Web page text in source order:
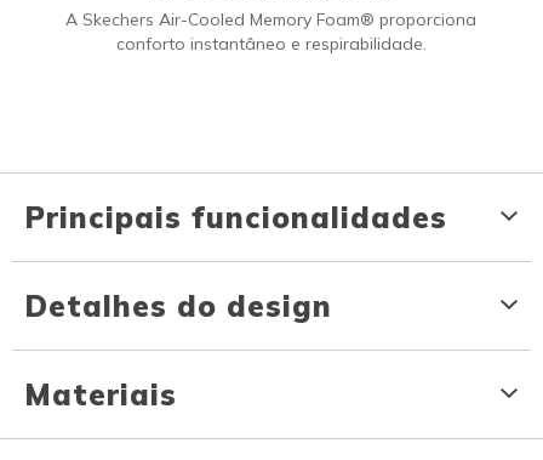
A Skechers Air-Cooled Memory Foam® proporciona
conforto instantâneo e respirabilidade.
Principais funcionalidades
Detalhes do design
Materiais